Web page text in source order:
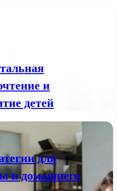
и
детей
для
и домашнего